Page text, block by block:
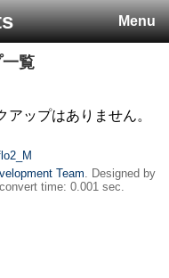
Menu
覧
アップはありません。
Team. Designed by
time: 0.001 sec.